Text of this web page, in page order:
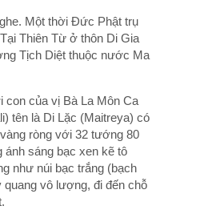
Một thời Đức Phật trụ
Thiên Từ ở thôn Di Gia
Tịch Diệt thuộc nước Ma
con của vị Bà La Môn Ca
tên là Di Lặc (Maitreya) có
ròng với 32 tướng 80
ánh sáng bạc xen kẽ tô
như núi bạc trắng (bạch
quang vô lượng, đi đến chỗ